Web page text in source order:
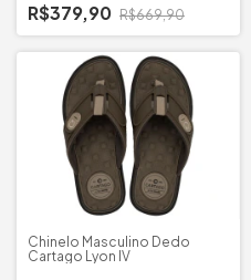
R$379,90 R$669,90
Chinelo Masculino Dedo
Cartago Lyon IV